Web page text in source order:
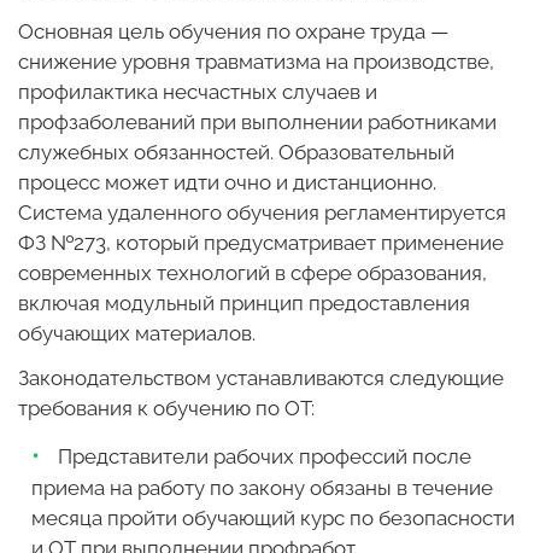
Основная цель обучения по охране труда —
снижение уровня травматизма на производстве,
профилактика несчастных случаев и
профзаболеваний при выполнении работниками
служебных обязанностей. Образовательный
процесс может идти очно и дистанционно.
Система удаленного обучения регламентируется
ФЗ №273, который предусматривает применение
современных технологий в сфере образования,
включая модульный принцип предоставления
обучающих материалов.
Законодательством устанавливаются следующие
требования к обучению по ОТ:
Представители рабочих профессий после
приема на работу по закону обязаны в течение
месяца пройти обучающий курс по безопасности
и ОТ при выполнении профработ.